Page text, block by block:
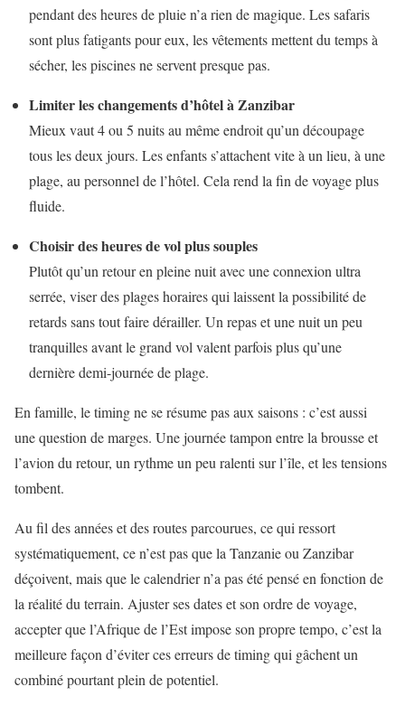
pendant des heures de pluie n’a rien de magique. Les safaris
sont plus fatigants pour eux, les vêtements mettent du temps à
sécher, les piscines ne servent presque pas.
Limiter les changements d’hôtel à Zanzibar
Mieux vaut 4 ou 5 nuits au même endroit qu’un découpage
tous les deux jours. Les enfants s’attachent vite à un lieu, à une
plage, au personnel de l’hôtel. Cela rend la fin de voyage plus
fluide.
Choisir des heures de vol plus souples
Plutôt qu’un retour en pleine nuit avec une connexion ultra
serrée, viser des plages horaires qui laissent la possibilité de
retards sans tout faire dérailler. Un repas et une nuit un peu
tranquilles avant le grand vol valent parfois plus qu’une
dernière demi-journée de plage.
En famille, le timing ne se résume pas aux saisons : c’est aussi
une question de marges. Une journée tampon entre la brousse et
l’avion du retour, un rythme un peu ralenti sur l’île, et les tensions
tombent.
Au fil des années et des routes parcourues, ce qui ressort
systématiquement, ce n’est pas que la Tanzanie ou Zanzibar
déçoivent, mais que le calendrier n’a pas été pensé en fonction de
la réalité du terrain. Ajuster ses dates et son ordre de voyage,
accepter que l’Afrique de l’Est impose son propre tempo, c’est la
meilleure façon d’éviter ces erreurs de timing qui gâchent un
combiné pourtant plein de potentiel.